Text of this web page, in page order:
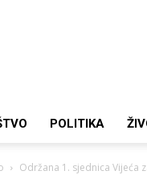
POLITIKA
Održana 1. sjednica Vijeća